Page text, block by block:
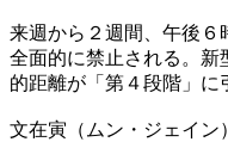
来週から２週間、午後６
全面的に禁止される。新
的距離が「第４段階」に
文在寅（ムン・ジェイン